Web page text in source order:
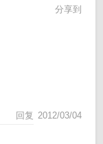
分享到
2012/03/04
回复